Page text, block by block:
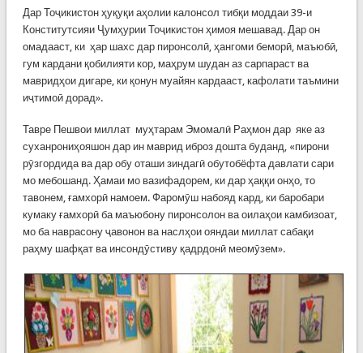
Дар Тоҷикистон ҳуқуқи аҳолии калонсол тибқи моддаи 39-и
Конститутсияи Ҷумҳурии Тоҷикистон ҳимоя мешавад. Дар он
омадааст, ки ҳар шахс дар пиронсолӣ, ҳангоми беморӣ, маъюбӣ,
гум кардани қобилияти кор, маҳрум шудан аз сарпараст ва
мавридҳои дигаре, ки қонун муайян кардааст, кафолати таъмини
иҷтимоӣ дорад».
Тавре Пешвои миллат муҳтарам Эмомалӣ Раҳмон дар яке аз
суханрониҳояшон дар ин маврид иброз дошта буданд, «пирони
рӯзгордида ва дар обу оташи зиндагӣ обутобёфта давлати сари
мо мебошанд. Ҳамаи мо вазифадорем, ки дар ҳаққи онҳо, то
тавонем, ғамхорӣ намоем. Фаромӯш набояд кард, ки баробари
кумаку ғамхорӣ ба маъюбону пиронсолон ва оилаҳои камбизоат,
мо ба наврасону ҷавонон ва наслҳои ояндаи миллат сабақи
раҳму шафқат ва инсондӯстиву қадрдонӣ меомӯзем».